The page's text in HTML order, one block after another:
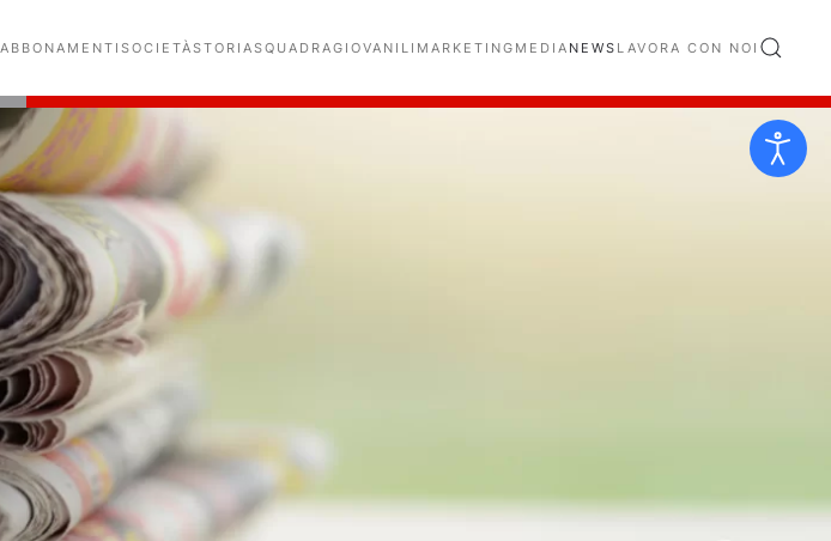
ABBONAMENTI SOCIETÀSTORIASQUADRAGIOVANILI MARKETING MEDIA NEWS LAVORA CON NOI